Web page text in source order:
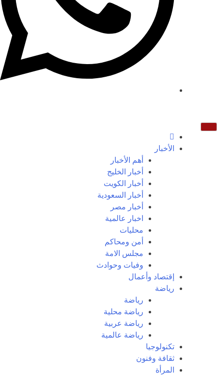
الأخبار
أهم الأخبار
أخبار الخليج
أخبار الكويت
أخبار السعودية
أخبار مصر
اخبار عالمية
محليات
أمن ومحاكم
مجلس الامة
وفيات وحوادث
إقتصاد وأعمال
رياضة
رياضة
رياضة محلية
رياضة عربية
رياضة عالمية
تكنولوجيا
ثقافة وفنون
المرأة